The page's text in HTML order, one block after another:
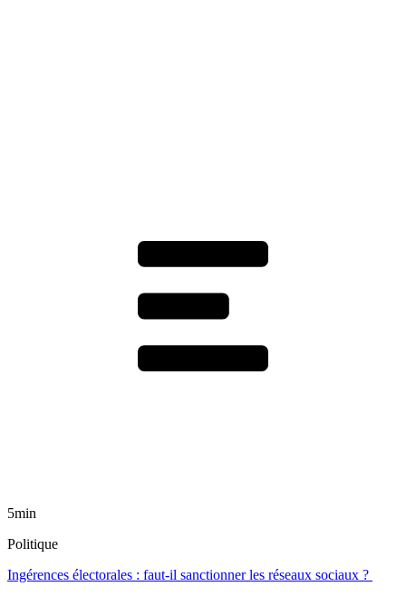
5min
Politique
Ingérences électorales : faut-il sanctionner les réseaux sociaux ?